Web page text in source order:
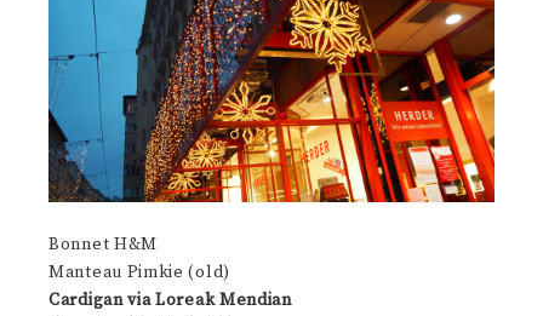
Bonnet H&M
Manteau Pimkie (old)
Cardigan via Loreak Mendian